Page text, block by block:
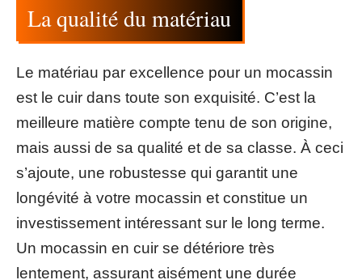
La qualité du matériau
Le matériau par excellence pour un mocassin
est le cuir dans toute son exquisité. C’est la
meilleure matière compte tenu de son origine,
mais aussi de sa qualité et de sa classe. À ceci
s’ajoute, une robustesse qui garantit une
longévité à votre mocassin et constitue un
investissement intéressant sur le long terme.
Un mocassin en cuir se détériore très
lentement, assurant aisément une durée